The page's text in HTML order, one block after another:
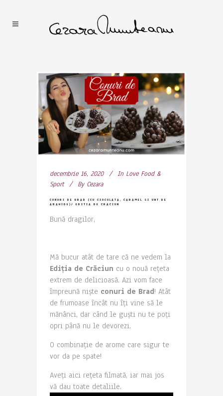
decembrie 16, 2020 In Love Food &
Sport
By Cezara
CONURI DE BRAD (CU CIOCOLATA, CARAMEL SI UNT DE
ARAHIDE)/ EDITIA DE CRACIUN
Bună dragilor,
Mă bucur atât de tare că ne vedem la
Ediția de Crăciun cu o nouă rețeta
extrem de delicioasă. Azi vom face
împreună niște conuri de Brad! Atât
de frumoase încât nu îți vine să le
mănânci, dar când le guști nu te poți
opri până nu le devorezi.
O combinație de arome care sigur te
vor da pe spate!
Aveți aici rețeta filmată, iar mai jos
vă dau toate detaliile.